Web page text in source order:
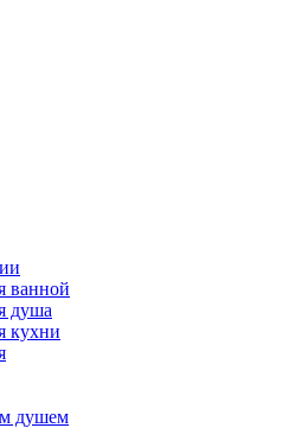
ванной
душа
кухни
душем